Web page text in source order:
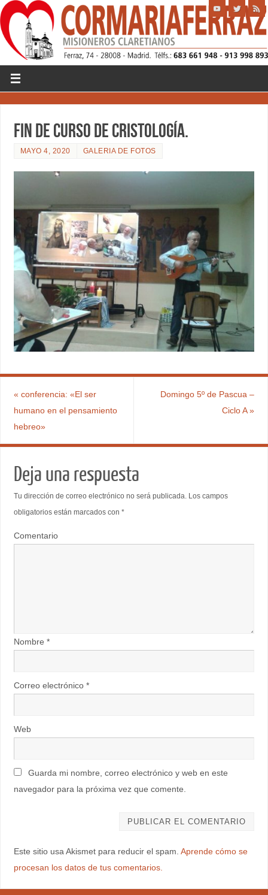
Fin de curso de Cristología.
MAYO 4, 2020 GALERIA DE FOTOS
« conferencia: «El ser
humano en el pensamiento
hebreo»
Domingo 5º de Pascua –
Ciclo A»
Deja una respuesta
Tu dirección de correo electrónico no será publicada.Los campos
obligatorios están marcados con *
Comentario
Nombre *
Correo electrónico *
Web
Guarda mi nombre, correo electrónico y web en este
navegador para la próxima vez que comente.
Este sitio usa Akismet para reducir el spam. Aprende cómo se
procesan los datos de tus comentarios.